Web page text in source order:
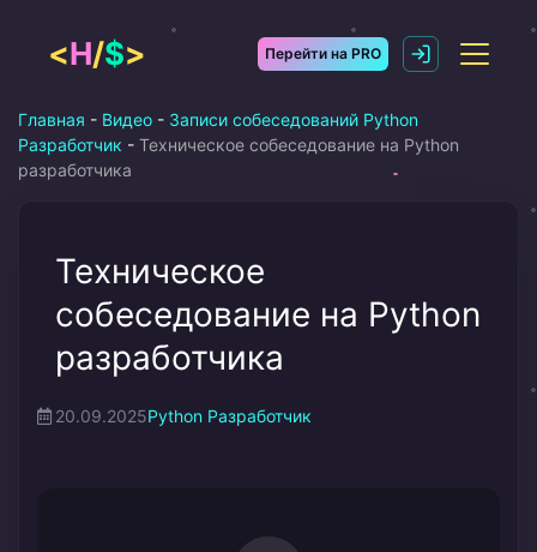
содержимому
<H/$> Перейти на PRO
Главная - Видео - Записи собеседований Python
Разработчик - Техническое собеседование на Python
разработчика
Техническое
собеседование на Python
разработчика
20.09.2025Python Разработчик